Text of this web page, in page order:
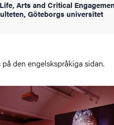
Arts and Critical
Göteborgs universitet
den engelskspråkiga sidan.